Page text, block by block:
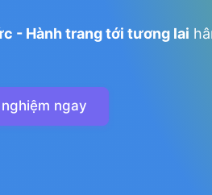
- Hành trang tới tương lai
ngay